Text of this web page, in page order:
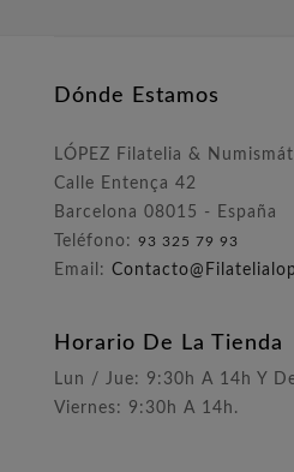
Dónde Estamos
LÓPEZ Filatelia &
Calle Entença 42
Barcelona 08015 - España
Teléfono: 93 325 79 93
Email:
Horario De La Tienda
Lun / Jue: 9:30h A 14h Y
Viernes: 9:30h A 14h.